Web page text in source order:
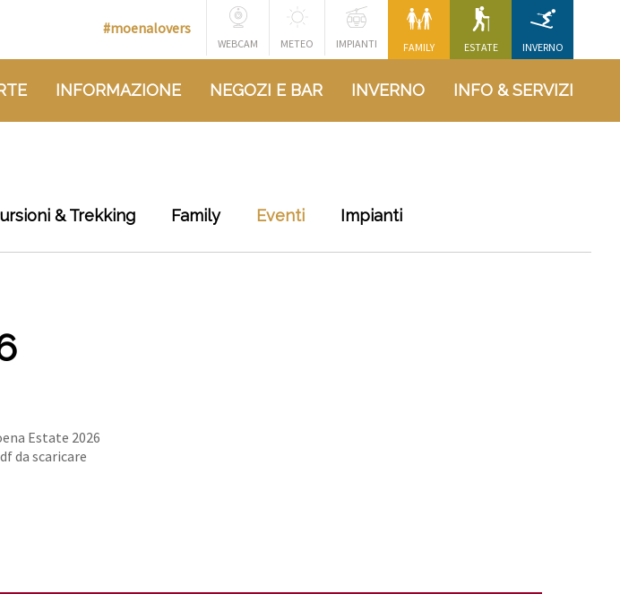
FAMILY ESTATE INVERNO
WEBCAM METEO IMPIANTI
#moenalovers
INFORMAZIONE NEGOZI E BAR INVERNO INFO & SERVIZI
& Trekking Family Eventi Impianti
Estate 2026
da scaricare